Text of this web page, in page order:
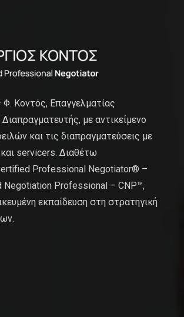
Φ. Κοντός, Επαγγελματίας
με αντικείμενο
και τις διαπραγματεύσεις με
servicers. Διαθέτω
Professional Negotiator® –
Negotiation Professional – CNP™,
εκπαίδευση στη στρατηγική